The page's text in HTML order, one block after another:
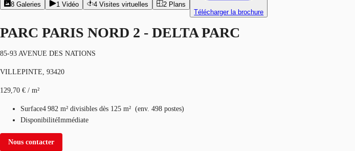
8 Galeries 1 Vidéo 4 Visites virtuelles 2 Plans
Télécharger la brochure
PARC PARIS NORD 2 - DELTA PARC
85-93 AVENUE DES NATIONS
VILLEPINTE, 93420
129,70 € / m²
Surface4 982 m² divisibles dès 125 m² (env. 498 postes)
DisponibilitéImmédiate
Nous contacter